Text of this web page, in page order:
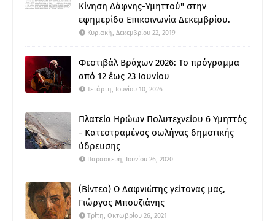
Κίνηση Δάφνης-Υμηττού" στην
εφημερίδα Επικοινωνία Δεκεμβρίου.
Κυριακή, Δεκεμβρίου 22, 2019
Φεστιβάλ Βράχων 2026: Το πρόγραμμα
από 12 έως 23 Ιουνίου
Τετάρτη, Ιουνίου 10, 2026
Πλατεία Ηρώων Πολυτεχνείου 6 Υμηττός
- Κατεστραμένος σωλήνας δημοτικής
ύδρευσης
Παρασκευή, Ιουνίου 26, 2020
(Βίντεο) Ο Δαφνιώτης γείτονας μας,
Γιώργος Μπουζιάνης
Τρίτη, Οκτωβρίου 26, 2021